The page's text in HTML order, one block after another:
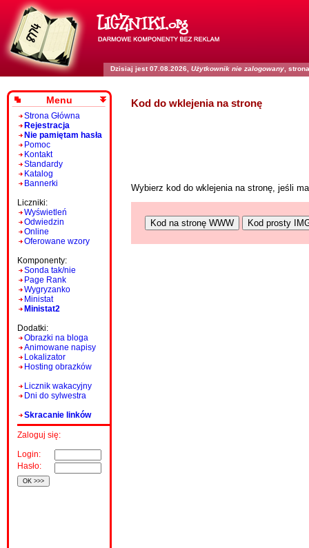
Dzisiaj jest 07.08.2026, Użytkownik nie zalogowany ,
Menu
Strona Główna
Rejestracja
Nie pamiętam hasła
Pomoc
Kontakt
Standardy
Katalog
Bannerki
Liczniki:
Wyświetleń
Odwiedzin
Online
Oferowane wzory
Komponenty:
Sonda tak/nie
Page Rank
Wygryzanko
Ministat
Ministat2
Dodatki:
Obrazki na bloga
Animowane napisy
Lokalizator
Hosting obrazków
Licznik wakacyjny
Dni do sylwestra
Skracanie linków
Zaloguj się:
Login:
Hasło:
Kod do wklejenia na stronę
Wybierz kod do wklejenia na stronę, jeśli
Kod na stronę WWW Kod prosty